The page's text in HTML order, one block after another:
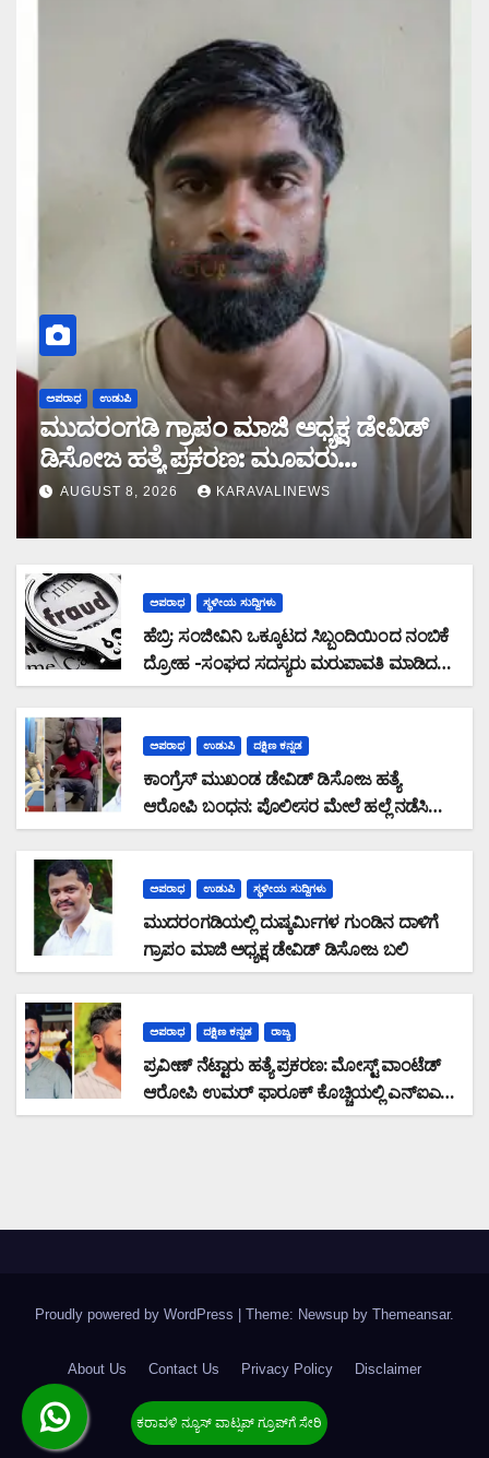
ಅಪರಾಧ ಉಡುಪಿ
ಮುದರಂಗಡಿ ಗ್ರಾಪಂ ಮಾಜಿ ಅಧ್ಯಕ್ಷ ಡೇವಿಡ್
ಡಿಸೋಜ ಹತ್ಯೆ ಪ್ರಕರಣ: ಮೂವರು
ಆರೋಪಿಗಳ ಬಂಧನ
AUGUST 8, 2026 KARAVALINEWS
ಅಪರಾಧ ಸ್ಥಳೀಯ ಸುದ್ದಿಗಳು
ಹೆಬ್ರಿ: ಸಂಜೀವಿನಿ ಒಕ್ಕೂಟದ ಸಿಬ್ಬಂದಿಯಿಂದ ನಂಬಿಕೆ
ದ್ರೋಹ -ಸಂಘದ ಸದಸ್ಯರು ಮರುಪಾವತಿ ಮಾಡಿದ
ಸಾಲ ಜಮಾ ಮಾಡದೆ 28,19,489 ರೂ. ವಂಚನೆ
ಅಪರಾಧ ಉಡುಪಿ ದಕ್ಷಿಣ ಕನ್ನಡ
ಕಾಂಗ್ರೆಸ್ ಮುಖಂಡ ಡೇವಿಡ್ ಡಿಸೋಜ ಹತ್ಯೆ
ಆರೋಪಿ ಬಂಧನ: ಪೊಲೀಸರ ಮೇಲೆ ಹಲ್ಲೆ ನಡೆಸಿ
ಪರಾರಿಯಾಗುತ್ತಿದ್ದ ಆರೋಪಿ ಕಾಲಿಗೆ ಫೈರಿಂಗ್
ಅಪರಾಧ ಉಡುಪಿ ಸ್ಥಳೀಯ ಸುದ್ದಿಗಳು
ಮುದರಂಗಡಿಯಲ್ಲಿ ದುಷ್ಕರ್ಮಿಗಳ ಗುಂಡಿನ ದಾಳಿಗೆ
ಗ್ರಾಪಂ ಮಾಜಿ ಅಧ್ಯಕ್ಷ ಡೇವಿಡ್ ಡಿಸೋಜ ಬಲಿ
ಅಪರಾಧ ದಕ್ಷಿಣ ಕನ್ನಡ ರಾಜ್ಯ
ಪ್ರವೀಣ್ ನೆಟ್ಟಾರು ಹತ್ಯೆ ಪ್ರಕರಣ: ಮೋಸ್ಟ್ ವಾಂಟೆಡ್
ಆರೋಪಿ ಉಮರ್ ಫಾರೂಕ್ ಕೊಚ್ಚಿಯಲ್ಲಿ ಎನ್‌ಐಎ
ವಶಕ್ಕೆ
Proudly powered by WordPress | Theme: Newsup by Themeansar.
About Us Contact Us Privacy Policy Disclaimer
Terms & Condition